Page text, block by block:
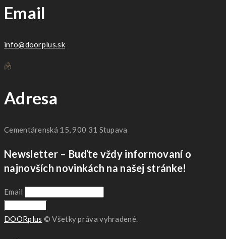
Email
info@doorplus.sk
Adresa
Cementárenská 15, 900 31 Stupava
Newsletter – Buďte vždy informovaní o
najnovších novinkách na našej stránke!
Email
DOORplus © Všetky práva vyhradené.